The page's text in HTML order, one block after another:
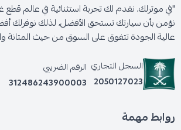
"في موترلك، نقدم لك تجربة استثنائية في عالم قطع
نؤمن بأن سيارتك تستحق الأفضل، لذلك نوفرلك
عالية الجودة تتفوق على السوق من حيث المتانة
السجل التجاري
2050127023
الرقم الضريبي
312486243900003
روابط مهمة